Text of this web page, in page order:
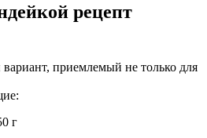
рецепт
приемлемый не только для
г